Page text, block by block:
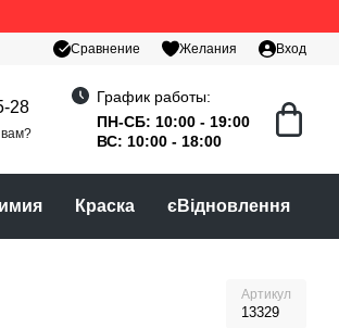
Сравнение Желания Вход
28
График работы:
ПН-СБ: 10:00 - 19:00
ВС: 10:00 - 18:00
Краска єВідновлення
Артикул
13329